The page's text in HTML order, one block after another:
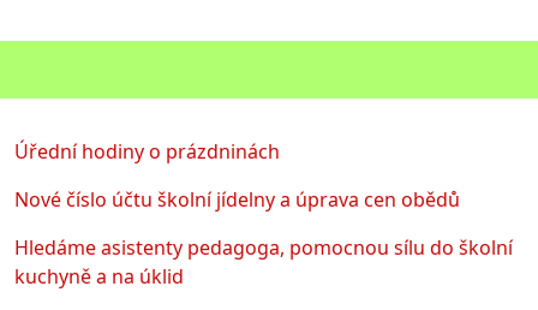
Úřední hodiny o prázdninách
Nové číslo účtu školní jídelny a úprava cen obědů
Hledáme asistenty pedagoga, pomocnou sílu do školní
kuchyně a na úklid